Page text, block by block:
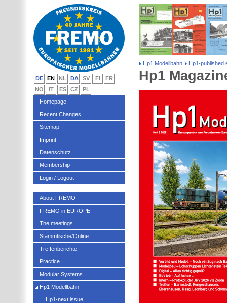
Hp1 Modellbahn Hp1-published
Hp1
DE EN NL DA SV FI
FR
NO
IT ES CZ
PL
Homepage
Recent Changes
Sitemap
Imprint
Datenschutz
Membership
Login / Logout
About FREMO
FREMO in EUROPE
The meetings
Stammtische/Online
Treffenberichte
Practice
Modular Systems
Hp1 Modellbahn
Hp1-next issue